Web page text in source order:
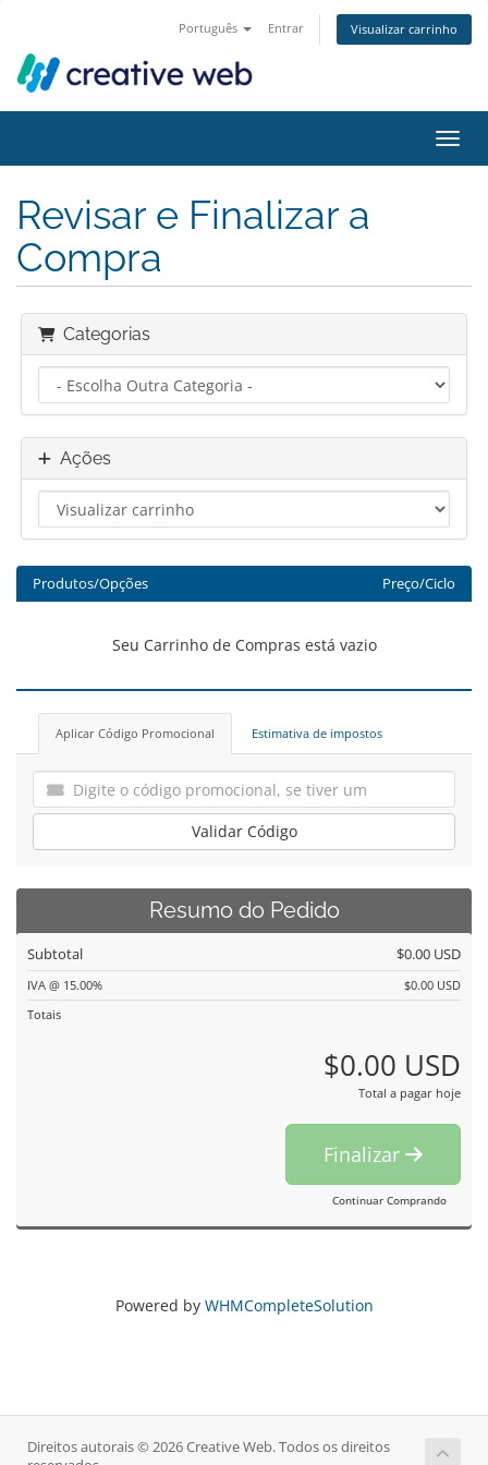
Português Entrar Visualizar carrinho
Revisar e Finalizar a
Compra
Categorias
Ações
Produtos/Opções Preço/Ciclo
Seu Carrinho de Compras está vazio
Aplicar Código Promocional Estimativa de impostos
Validar Código
Resumo do Pedido
Subtotal $0.00 USD
IVA @ 15.00%
$0.00 USD
Totais
$0.00 USD
Total a pagar hoje
Finalizar
Continuar Comprando
Powered by WHMCompleteSolution
Direitos autorais © 2026 Creative Web. Todos os direitos